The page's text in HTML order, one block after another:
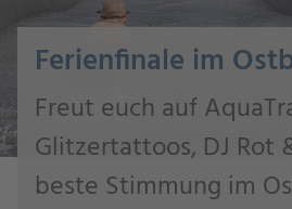
Ferienfinale im
Freut euch auf
Glitzertattoos, DJ Rot
beste Stimmung im